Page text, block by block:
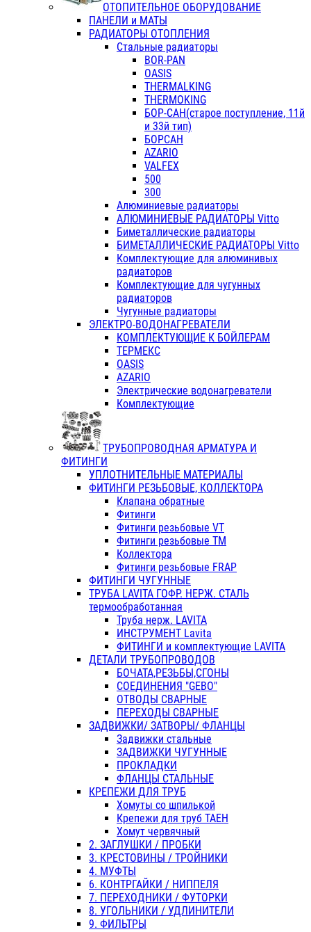
ОТОПИТЕЛЬНОЕ ОБОРУДОВАНИЕ
ПАНЕЛИ и МАТЫ
РАДИАТОРЫ ОТОПЛЕНИЯ
Стальные радиаторы
BOR-PAN
OASIS
THERMALKING
THERMOKING
БОР-САН(старое поступление, 11й
и 33й тип)
БОРСАН
AZARIO
VALFEX
500
300
Алюминиевые радиаторы
АЛЮМИНИЕВЫЕ РАДИАТОРЫ Vitto
Биметаллические радиаторы
БИМЕТАЛЛИЧЕСКИЕ РАДИАТОРЫ Vitto
Комплектующие для алюминивых
радиаторов
Комплектующие для чугунных
радиаторов
Чугунные радиаторы
ЭЛЕКТРО-ВОДОНАГРЕВАТЕЛИ
КОМПЛЕКТУЮЩИЕ К БОЙЛЕРАМ
ТЕРМЕКС
OASIS
AZARIO
Электрические водонагреватели
Комплектующие
ТРУБОПРОВОДНАЯ АРМАТУРА И
ФИТИНГИ
УПЛОТНИТЕЛЬНЫЕ МАТЕРИАЛЫ
ФИТИНГИ РЕЗЬБОВЫЕ, КОЛЛЕКТОРА
Клапана обратные
Фитинги
Фитинги резьбовые VT
Фитинги резьбовые ТМ
Коллектора
Фитинги резьбовые FRAP
ФИТИНГИ ЧУГУННЫЕ
ТРУБА LAVITA ГОФР. НЕРЖ. СТАЛЬ
термообработанная
Труба нерж. LAVITA
ИНСТРУМЕНТ Lavita
ФИТИНГИ и комплектующие LAVITA
ДЕТАЛИ ТРУБОПРОВОДОВ
БОЧАТА,РЕЗЬБЫ,СГОНЫ
СОЕДИНЕНИЯ "GEBO"
ОТВОДЫ СВАРНЫЕ
ПЕРЕХОДЫ СВАРНЫЕ
ЗАДВИЖКИ/ ЗАТВОРЫ/ ФЛАНЦЫ
Задвижки стальные
ЗАДВИЖКИ ЧУГУННЫЕ
ПРОКЛАДКИ
ФЛАНЦЫ СТАЛЬНЫЕ
КРЕПЕЖИ ДЛЯ ТРУБ
Хомуты со шпилькой
Крепежи для труб ТАЕН
Хомут червячный
2. ЗАГЛУШКИ / ПРОБКИ
3. КРЕСТОВИНЫ / ТРОЙНИКИ
4. МУФТЫ
6. КОНТРГАЙКИ / НИППЕЛЯ
7. ПЕРЕХОДНИКИ / ФУТОРКИ
8. УГОЛЬНИКИ / УДЛИНИТЕЛИ
9. ФИЛЬТРЫ